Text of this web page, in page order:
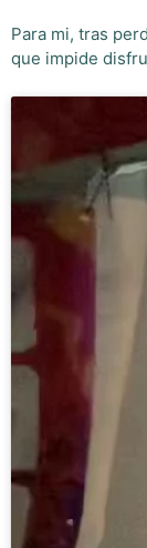
Para mi, tras
que impide